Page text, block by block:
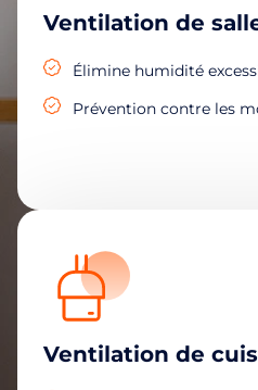
Ventilation de
Élimine humidité
Prévention contre les
Ventilation de